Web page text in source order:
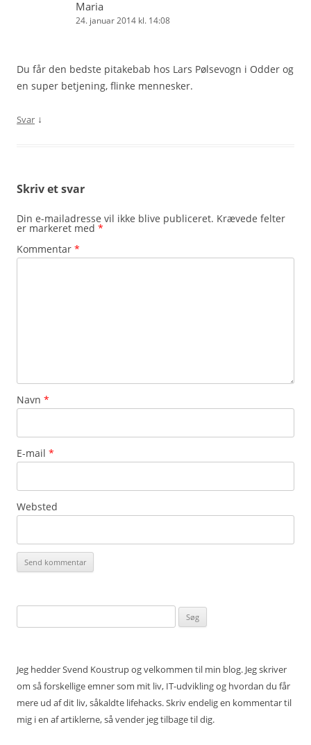
Maria
24. januar 2014 kl. 14:08
Du får den bedste pitakebab hos Lars Pølsevogn i Odder og
en super betjening, flinke mennesker.
Svar ↓
Skriv et svar
Din e-mailadresse vil ikke blive publiceret. Krævede felter
er markeret med *
Kommentar *
Navn *
E-mail *
Websted
efter:
Jeg hedder Svend Koustrup og velkommen til min blog. Jeg skriver
om så forskellige emner som mit liv, IT-udvikling og hvordan du får
mere ud af dit liv, såkaldte lifehacks. Skriv endelig en kommentar til
mig i en af artiklerne, så vender jeg tilbage til dig.